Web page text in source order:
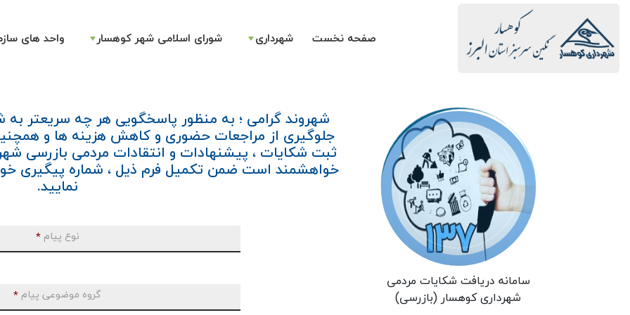
صفحه نخست شهرداری شورای اسلامی شهر کوهسار واحد های
سامانه دریافت شکایات مردمی
شهرداری کوهسار (بازرسی)
شهروند گرامی ؛ به منظور پاسخگویی هر چه سریعتر
جلوگیری از مراجعات حضوری و کاهش هزینه ها و
ثبت شکایات ، پیشنهادات و انتقادات مردمی بازرسی
خواهشمند است ضمن تکمیل فرم ذیل ، شماره پیگیری
نمایید.
نوع پیام*
گروه موضوعی پیام *